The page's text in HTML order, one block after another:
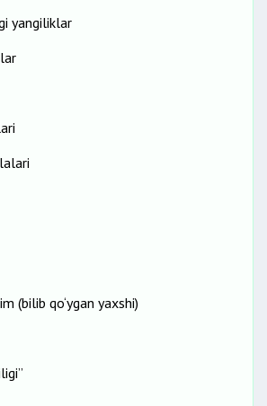
yangiliklar
(bilib qo‘ygan yaxshi)